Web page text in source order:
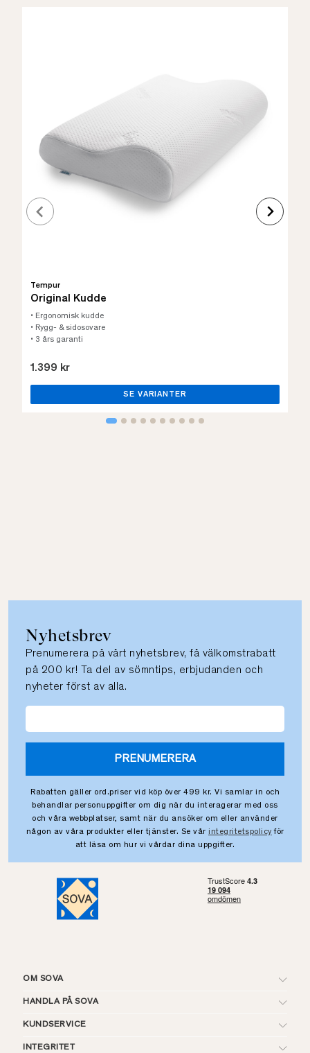
Tempur
Original Kudde
• Ergonomisk kudde
• Rygg- & sidosovare
• 3 års garanti
1.399 kr
SE VARIANTER
Nyhetsbrev
Prenumerera på vårt nyhetsbrev, få välkomstrabatt
på 200 kr! Ta del av sömntips, erbjudanden och
nyheter först av alla.
PRENUMERERA
Rabatten gäller ord.priser vid köp över 499 kr. Vi samlar in och
behandlar personuppgifter om dig när du interagerar med oss
och våra webbplatser, samt när du ansöker om eller använder
någon av våra produkter eller tjänster. Se vår integritetspolicy för
att läsa om hur vi vårdar dina uppgifter.
OM SOVA
HANDLA PÅ SOVA
KUNDSERVICE
INTEGRITET